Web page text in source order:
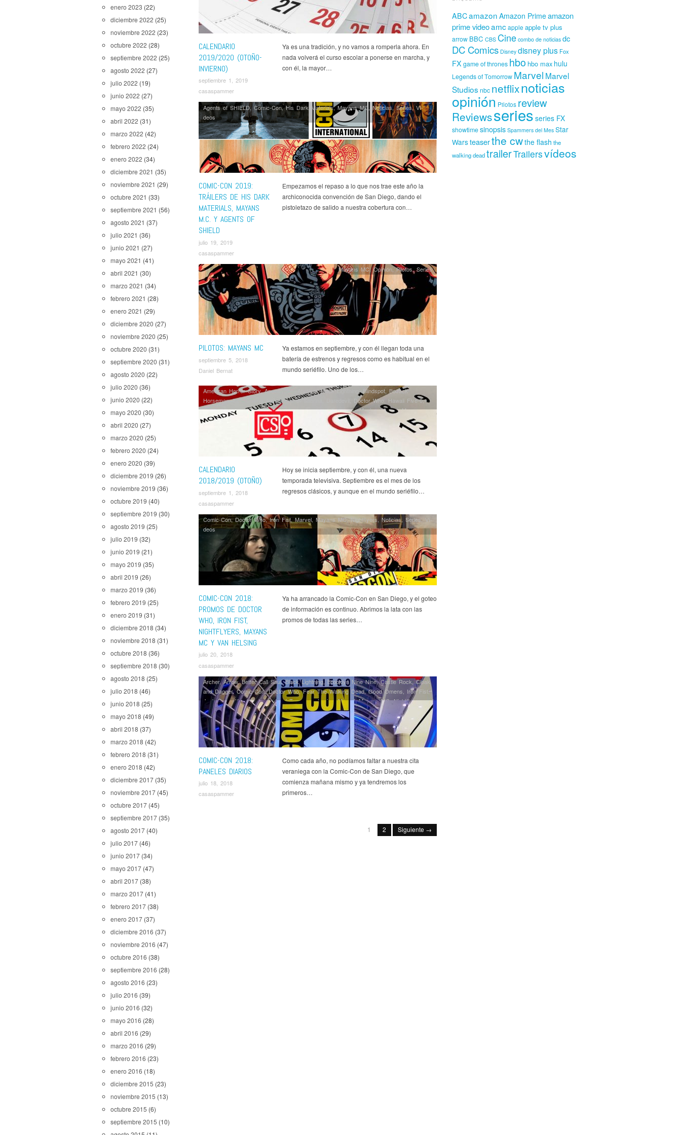
enero 2023 (22)
diciembre 2022 (25)
noviembre 2022 (23)
octubre 2022 (28)
septiembre 2022 (25)
agosto 2022 (27)
julio 2022 (19)
junio 2022 (27)
mayo 2022 (35)
abril 2022 (31)
marzo 2022 (42)
febrero 2022 (24)
enero 2022 (34)
diciembre 2021 (35)
noviembre 2021 (29)
octubre 2021 (33)
septiembre 2021 (56)
agosto 2021 (37)
julio 2021 (36)
junio 2021 (27)
mayo 2021 (41)
abril 2021 (30)
marzo 2021 (34)
febrero 2021 (28)
enero 2021 (29)
diciembre 2020 (27)
noviembre 2020 (25)
octubre 2020 (31)
septiembre 2020 (31)
agosto 2020 (22)
julio 2020 (36)
junio 2020 (22)
mayo 2020 (30)
abril 2020 (27)
marzo 2020 (25)
febrero 2020 (24)
enero 2020 (39)
diciembre 2019 (26)
noviembre 2019 (36)
octubre 2019 (40)
septiembre 2019 (30)
agosto 2019 (25)
julio 2019 (32)
junio 2019 (21)
mayo 2019 (35)
abril 2019 (26)
marzo 2019 (36)
febrero 2019 (25)
enero 2019 (31)
diciembre 2018 (34)
noviembre 2018 (31)
octubre 2018 (36)
septiembre 2018 (30)
agosto 2018 (25)
julio 2018 (46)
junio 2018 (25)
mayo 2018 (49)
abril 2018 (37)
marzo 2018 (42)
febrero 2018 (31)
enero 2018 (42)
diciembre 2017 (35)
noviembre 2017 (45)
octubre 2017 (45)
septiembre 2017 (35)
agosto 2017 (40)
julio 2017 (46)
junio 2017 (34)
mayo 2017 (47)
abril 2017 (38)
marzo 2017 (41)
febrero 2017 (38)
enero 2017 (37)
diciembre 2016 (37)
noviembre 2016 (47)
octubre 2016 (38)
septiembre 2016 (28)
agosto 2016 (23)
julio 2016 (39)
junio 2016 (32)
mayo 2016 (28)
abril 2016 (29)
marzo 2016 (29)
febrero 2016 (23)
enero 2016 (18)
diciembre 2015 (23)
noviembre 2015 (13)
octubre 2015 (6)
septiembre 2015 (10)
CALENDARIO
2019/2020 (OTOÑO-
INVIERNO)
septiembre 1, 2019
casaspammer
Room 104,Runaways ,See,Series Shameless USA, Silicon Valley
Star Wars,Star Wars Resistance , Supergirl,Supernatural Superstore Tell Me a Story,
The Blacklist
The Capture,The Crown The Deuce ,The Expanse ,The Flash ,The
Good Doctor
The Good Place ,The Man in the High Castle,The Mandalorian,The
Marvelous Mrs. Maisel
The Morning Show,The Purge,The Resident,The Rookie, The
Walking Dead,This Is Us , Transparent , Unbelievable Vikings
Watchmen
Ya es una tradición, y no vamos a romperla ahora. En
nada volverá el curso escolar a ponerse en marcha, y
con él, la mayor…
COMIC-CON 2019:
TRÁILERS DE HIS DARK
MATERIALS, MAYANS
M.C. Y AGENTS OF
SHIELD
julio 19, 2019
casaspammer
Agents of SHIELD,Comic-Con,His Dark Materials,Mayans MC, Noticias,Series,Ví­
deos
Empezamos el repaso a lo que nos trae este año la
archiconocida convención de San Diego, dando el
pistoletazo de salido a nuestra cobertura con…
PILOTOS: MAYANS MC
septiembre 5, 2018
Daniel Bernat
Mayans MC,Opinión,Pilotos,Series
Ya estamos en septiembre, y con él llegan toda una
batería de estrenos y regresos como es habitual en el
mundo seriéfilo. Uno de los…
CALENDARIO
2018/2019 (OTOÑO)
septiembre 1, 2018
casaspammer
American Horror Story,Apocalypse Atypical,Black Lightning , Blindspot, BoJack
Horseman,Bull Chilling Adventures of Sabrina Doctor Who, Hawaii Five-0,
House of Cards,Iron Fist,Legacies,Legends of Tomorrow,Maniac,Marvel,Mayans
MC,Modern Family Nightflyers,Noticias Outlander ,Ray Donovan
Room
Series,Shameless USA Star Wars,Star Wars Resistance ,Supergirl,
Superstore,Tell Me a Story,The Big Bang Theory, The Deuce
,
The Gifted, The Good Place The Haunting of Hill House,
The Man in the High Castle
,The Resident The Romanoffs, This Is Us,
Titans,Vikings
Hoy se inicia septiembre, y con él, una nueva
temporada televisiva. Septiembre es el mes de los
regresos clásicos, y aunque en el mundo seriéfilo…
COMIC-CON 2018:
PROMOS DE DOCTOR
WHO, IRON FIST,
NIGHTFLYERS, MAYANS
MC Y VAN HELSING
julio 20, 2018
casaspammer
Comic-Con,Doctor Who,Iron Fist, Marvel, Mayans MC,Nightflyers Noticias, Series, Ví­
deos
Ya ha arrancado la Comic-Con en San Diego, y el goteo
de información es continuo. Abrimos la lata con las
promos de todas las series…
COMIC-CON 2018:
PANELES DIARIOS
julio 18, 2018
casaspammer
Archer,Arrow,Better Call Saul,Black Lightning, Brooklyn Nine Nine,Castle Rock,Cloak
and Dagger,Comic-Con,Doctor Who,Fear The Walking Dead,Good Omens Iron Fist,
Jack Ryan,Krypton,Legends of Tomorrow,Legion,Marvel,Mayans MC,Nightflyers,
Noticias, Preacher,Riverdale ,Series,Star Trek Discovery ,Supergirl,Supernatural
Me a Story,The Big Bang Theory,The Expanse ,The Flash,The Gifted
The Good
Place,the Magicians,The Man in the High Castle,The Orville,The Purge,The Walking
Dead, Twin Peaks,Vikings
Como cada año, no podíamos faltar a nuestra cita
veraniega con la Comic-Con de San Diego, que
comienza mañana mismo y ya tendremos los
primeros…
1 2 Siguiente →
ABCamazon Amazon Primeamazon
prime videoamcapple apple tv plus
arrow BBC CBS Cine combo de noticias dc
DC Comics Disney disney plus Fox
FX game of thrones hbo hbo max hulu
Legends of Tomorrow Marvel Marvel
Studios nbc netflixnoticias
opinión Pilotos review
Reviewsseries series FX
showtimesinopsis Spammers del Mes Star
Warsteaserthe cwthe flash the
walking deadtrailerTrailersvídeos